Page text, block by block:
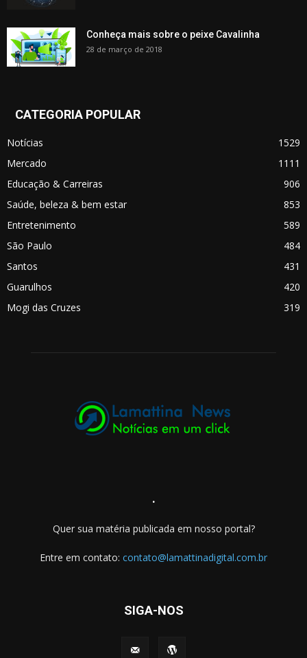
Conheça mais sobre o peixe Cavalinha
28 de março de 2018
CATEGORIA POPULAR
Notícias
1529
Mercado
1111
Educação & Carreiras
906
Saúde, beleza & bem estar
853
Entretenimento
589
São Paulo
484
Santos
431
Guarulhos
420
Mogi das Cruzes
319
.
Quer sua matéria publicada em nosso portal?
Entre em contato: contato@lamattinadigital.com.br
SIGA-NOS